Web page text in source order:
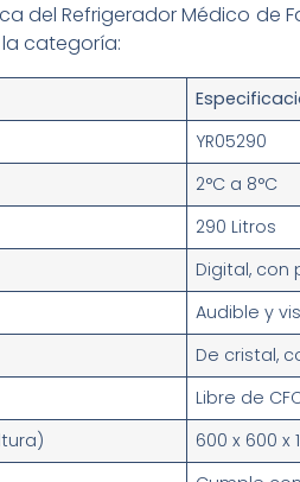
del Refrigerador Médico de
categoría:
YR05290
2°C a 8°C
290 Litros
Digital, con
Audible y
De cristal,
Libre de
600 x 600 x